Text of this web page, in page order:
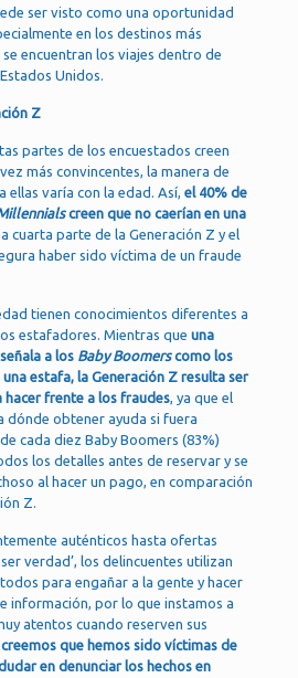
ser visto como una oportunidad
en los destinos más
encuentran los viajes dentro de
Unidos.
Z
partes de los encuestados creen
más convincentes, la manera de
ellas varía con la edad. Así, el 40% de
creen que no caerían en una
cuarta parte de la Generación Z y el
haber sido víctima de un fraude
tienen conocimientos diferentes a
estafadores. Mientras que una
a los Baby Boomerscomo los
estafa, la Generación Z resulta ser
frente a los fraudes, ya que el
dónde obtener ayuda si fuera
cada diez Baby Boomers (83%)
los detalles antes de reservar y se
al hacer un pago, en comparación
Z.
auténticos hasta ofertas
verdad’, los delincuentes utilizan
para engañar a la gente y hacer
información, por lo que instamos a
atentos cuando reserven sus
que hemos sido víctimas de
en denunciar los hechos en